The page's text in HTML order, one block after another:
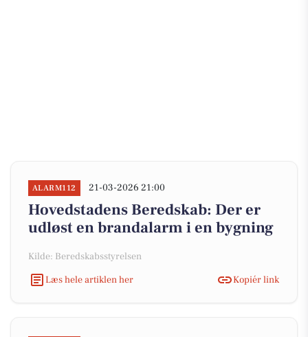
ALARM112 21-03-2026 21:00
Hovedstadens Beredskab: Der er
udløst en brandalarm i en bygning
Kilde: Beredskabsstyrelsen
Læs hele artiklen her
Kopiér link